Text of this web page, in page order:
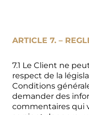
ARTICLE 7. –
7.1 Le Client ne
respect de la
Conditions
demander des
commentaires qui